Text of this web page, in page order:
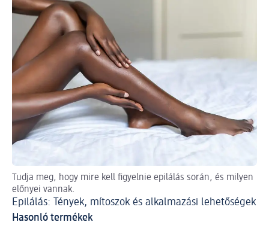
Tudja meg, hogy mire kell figyelnie epilálás során, és milyen
előnyei vannak.
Epilálás: Tények, mítoszok és alkalmazási lehetőségek
Hasonló termékek